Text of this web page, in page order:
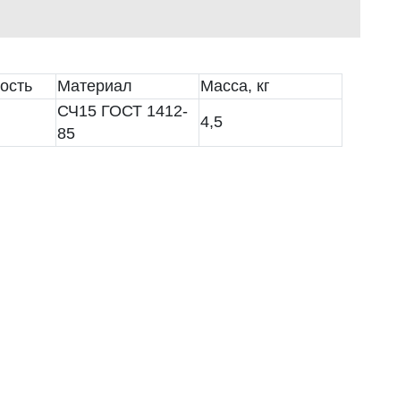
Материал
Масса, кг
СЧ15 ГОСТ 1412-
85
4,5